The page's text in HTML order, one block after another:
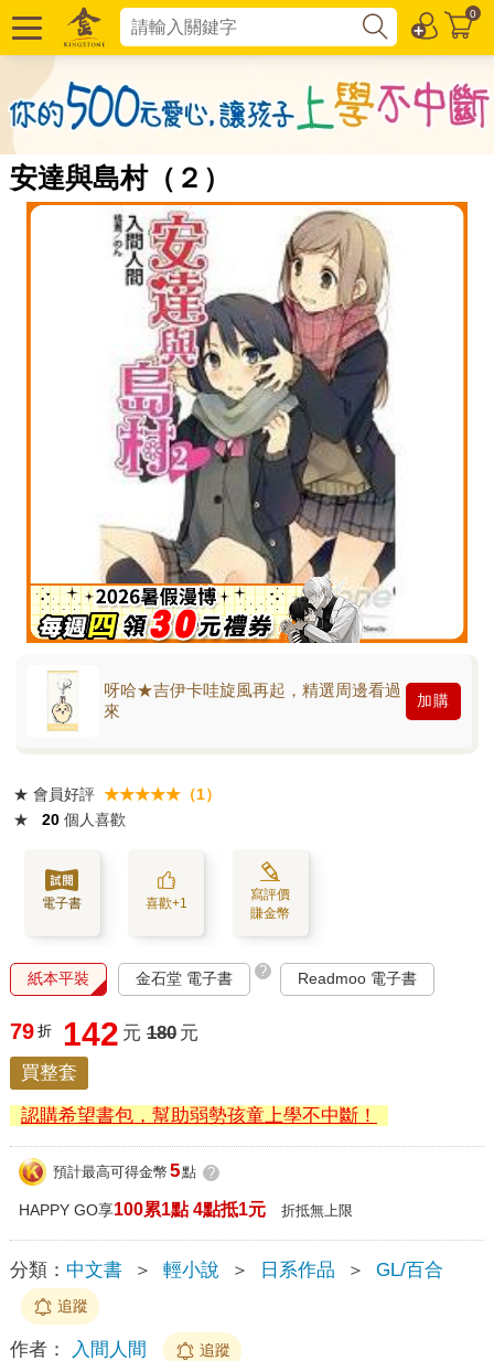
0
安達與島村（２）
呀哈★吉伊卡哇旋風再起，精選周邊看過
來
加購
★ 會員好評 ★★★★★（1）
★
20 個人喜歡
電子書 喜歡+1
寫評價
賺金幣
紙本平裝 金石堂 電子書 ? Readmoo 電子書
79 折 142 元 180 元
買整套
認購希望書包，幫助弱勢孩童上學不中斷！
預計最高可得金幣 5點 ?
HAPPY GO享100累1點 4點抵1元 折抵無上限
分類： 中文書 ＞ 輕小說 ＞ 日系作品 ＞ GL/百合
追蹤
作者： 入間人間 追蹤